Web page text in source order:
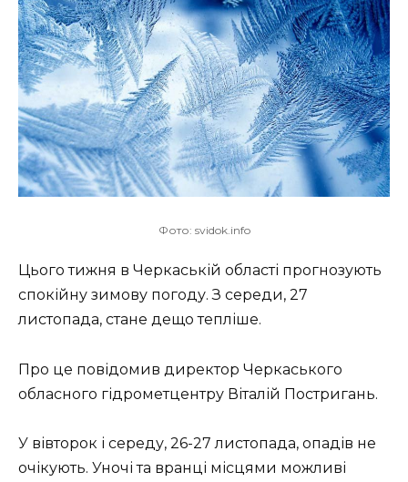
Фото: svidok.info
Цього тижня в Черкаській області прогнозують
спокійну зимову погоду. З середи, 27
листопада, стане дещо тепліше.
Про це повідомив директор Черкаського
обласного гідрометцентру Віталій Постригань.
У вівторок і середу, 26-27 листопада, опадів не
очікують. Уночі та вранці місцями можливі